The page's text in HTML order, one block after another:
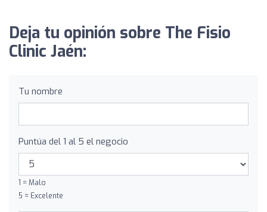
Deja tu opinión sobre The Fisio
Clinic Jaén:
Tu nombre
Puntúa del 1 al 5 el negocio
1 = Malo
5 = Excelente